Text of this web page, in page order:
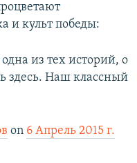
и культ победы:
из тех историй, о
здесь. Наш классный
on 6 Апрель 2015 г.